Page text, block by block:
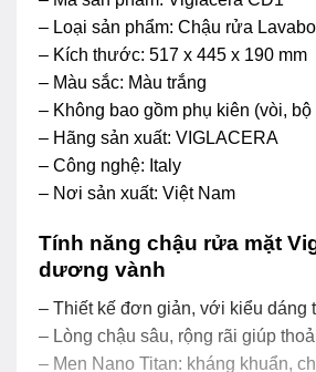
– Loại sản phẩm: Chậu rửa
– Kích thước: 517 x 445 x 190 mm
– Màu sắc: Màu trắng
– Không bao gồm phụ kiên (vòi,
– Hãng sản xuất: VIGLACERA
– Công nghệ: Italy
– Nơi sản xuất: Việt Nam
Tính năng chậu rửa mặt
dương vành
– Thiết kế đơn giản, với kiểu dáng
– Lòng chậu sâu, rộng rãi giúp
– Men Nano Titan: kháng khuẩn,